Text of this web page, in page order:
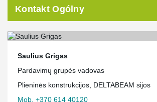
Kontakt Ogólny
Saulius Grigas
Pardavimų grupės vadovas
Plieninės konstrukcijos, DELTABEAM sijos
Mob. +370 614 40120